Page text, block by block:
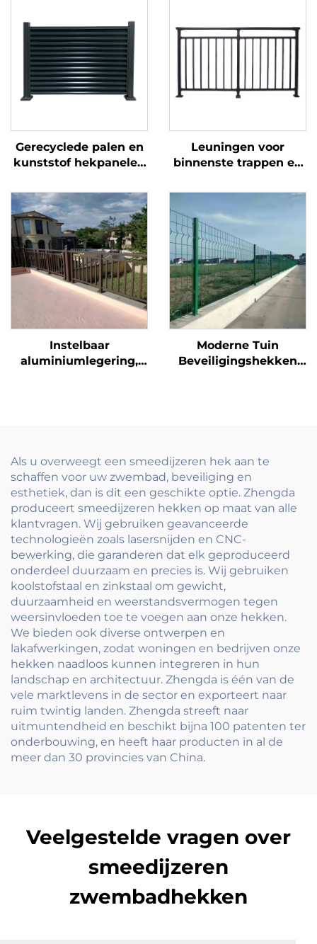
Gerecyclede palen en
kunststof hekpanelen
voor ecologische tuin,
duurzame
hekoplossing
Leuningen voor
binnenste trappen en
smeedijzeren
decoratieve tralies
voor Europese stijl
woningen
Instelbaar
aluminiumlegering,
Moderne Tuin
Beveiligingshekken
Koolstofstaal Frame
Als u overweegt een smeedijzeren hek aan te
schaffen voor uw zwembad, beveiliging en
esthetiek, dan is dit een geschikte optie. Zhengda
produceert smeedijzeren hekken op maat van alle
klantvragen. Wij gebruiken geavanceerde
technologieën zoals lasersnijden en CNC-
bewerking, die garanderen dat elk geproduceerd
onderdeel duurzaam en precies is. Wij gebruiken
koolstofstaal en zinkstaal om gewicht,
duurzaamheid en weerstandsvermogen tegen
weersinvloeden toe te voegen aan onze hekken.
We bieden ook diverse ontwerpen en
lakafwerkingen, zodat woningen en bedrijven onze
hekken naadloos kunnen integreren in hun
landschap en architectuur. Zhengda is één van de
vele marktlevens in de sector en exporteert naar
ruim twintig landen. Zhengda streeft naar
uitmuntendheid en beschikt bijna 100 patenten ter
onderbouwing, en heeft haar producten in al de
meer dan 30 provincies van China.
Veelgestelde vragen over
smeedijzeren
zwembadhekken